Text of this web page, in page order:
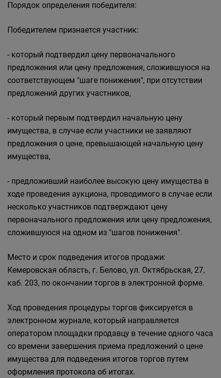
Порядок определения победителя:
Победителем признается участник:
- который подтвердил цену первоначального
предложения или цену предложения, сложившуюся на
соответствующем "шаге понижения", при отсутствии
предложений других участников,
- который первым подтвердил начальную цену
имущества, в случае если участники не заявляют
предложения о цене, превышающей начальную цену
имущества,
- предложивший наиболее высокую цену имущества в
ходе проведения аукциона, проводимого в случае если
несколько участников подтверждают цену
первоначального предложения или цену предложения,
сложившуюся на одном из "шагов понижения".
Место и срок подведения итогов продажи:
Кемеровская область, г. Белово, ул. Октябрьская, 27,
каб. 203, по окончании торгов в электронной форме.
Ход проведения процедуры торгов фиксируется в
электронном журнале, который направляется
оператором площадки продавцу в течение одного часа
со времени завершения приема предложений о цене
имущества для подведения итогов торгов путем
оформления протокола об итогах.